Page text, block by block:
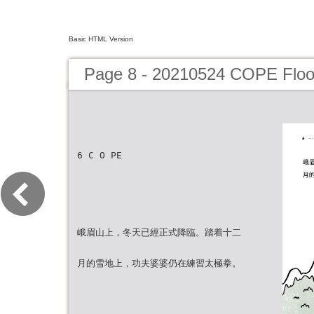
Basic HTML Version
Page 8 - 20210524 COPE
6 C O PE
峨眉山上，冬天已經正式降臨。踏着十二
月的雪地上，功夫婆婆仍在練習太極拳。